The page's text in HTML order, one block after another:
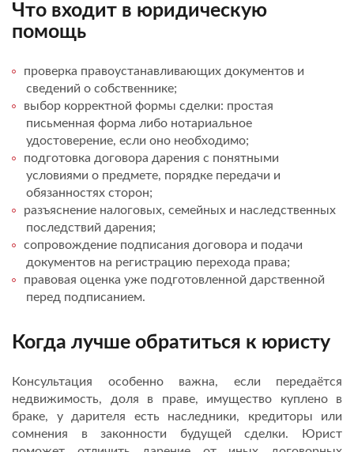
Что входит в юридическую
помощь
проверка правоустанавливающих документов и
сведений о собственнике;
выбор корректной формы сделки: простая
письменная форма либо нотариальное
удостоверение, если оно необходимо;
подготовка договора дарения с понятными
условиями о предмете, порядке передачи и
обязанностях сторон;
разъяснение налоговых, семейных и наследственных
последствий дарения;
сопровождение подписания договора и подачи
документов на регистрацию перехода права;
правовая оценка уже подготовленной дарственной
перед подписанием.
Когда лучше обратиться к юристу
Консультация особенно важна, если передаётся
недвижимость, доля в праве, имущество куплено в
браке, у дарителя есть наследники, кредиторы или
сомнения в законности будущей сделки. Юрист